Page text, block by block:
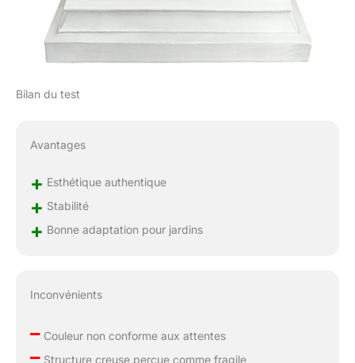
Bilan du test
Avantages
+ Esthétique authentique
+ Stabilité
+ Bonne adaptation pour jardins
Inconvénients
–Couleur non conforme aux attentes
–Structure creuse perçue comme fragile